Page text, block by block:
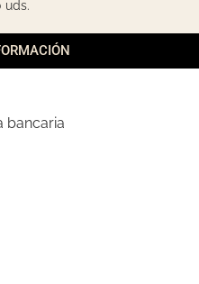
uds.
bancaria